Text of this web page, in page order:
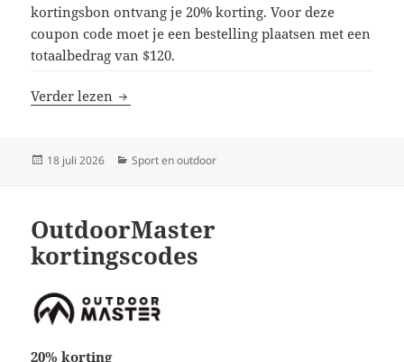
kortingsbon ontvang je 20% korting. Voor deze
coupon code moet je een bestelling plaatsen met een
totaalbedrag van $120.
Verder lezen Flextail kortingscodes
Geplaatst
18 juli 2026 Categorieën
Sport en outdoor
OutdoorMaster
kortingscodes
20% korting